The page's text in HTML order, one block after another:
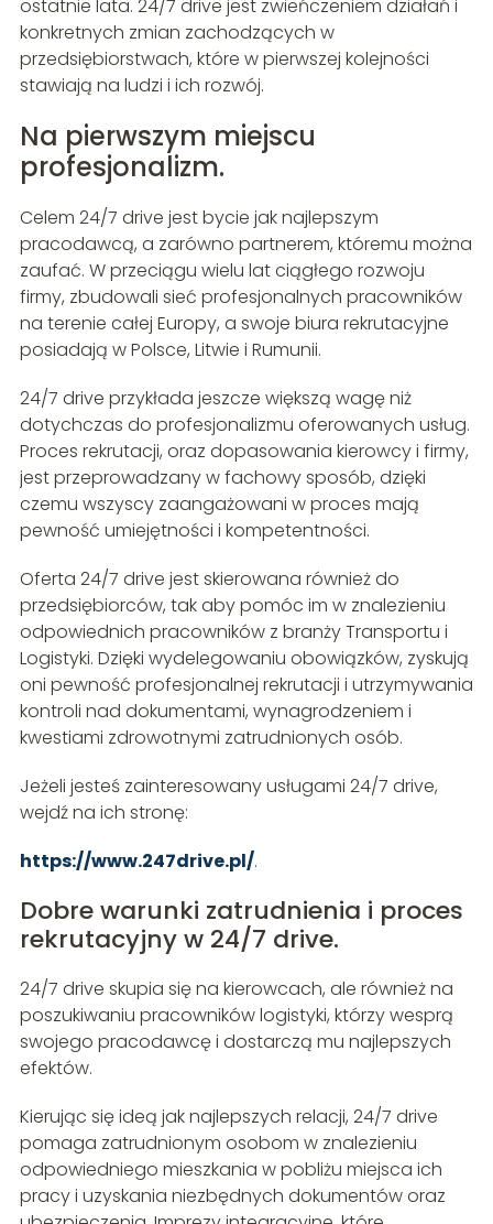
ostatnie lata. 24/7 drive jest zwieńczeniem działań i
konkretnych zmian zachodzących w
przedsiębiorstwach, które w pierwszej kolejności
stawiają na ludzi i ich rozwój.
Na pierwszym miejscu
profesjonalizm.
Celem 24/7 drive jest bycie jak najlepszym
pracodawcą, a zarówno partnerem, któremu można
zaufać. W przeciągu wielu lat ciągłego rozwoju
firmy, zbudowali sieć profesjonalnych pracowników
na terenie całej Europy, a swoje biura rekrutacyjne
posiadają w Polsce, Litwie i Rumunii.
24/7 drive przykłada jeszcze większą wagę niż
dotychczas do profesjonalizmu oferowanych usług.
Proces rekrutacji, oraz dopasowania kierowcy i firmy,
jest przeprowadzany w fachowy sposób, dzięki
czemu wszyscy zaangażowani w proces mają
pewność umiejętności i kompetentności.
Oferta 24/7 drive jest skierowana również do
przedsiębiorców, tak aby pomóc im w znalezieniu
odpowiednich pracowników z branży Transportu i
Logistyki. Dzięki wydelegowaniu obowiązków, zyskują
oni pewność profesjonalnej rekrutacji i utrzymywania
kontroli nad dokumentami, wynagrodzeniem i
kwestiami zdrowotnymi zatrudnionych osób.
Jeżeli jesteś zainteresowany usługami 24/7 drive,
wejdź na ich stronę:
https://www.247drive.pl/.
Dobre warunki zatrudnienia i proces
rekrutacyjny w 24/7 drive.
24/7 drive skupia się na kierowcach, ale również na
poszukiwaniu pracowników logistyki, którzy wesprą
swojego pracodawcę i dostarczą mu najlepszych
efektów.
Kierując się ideą jak najlepszych relacji, 24/7 drive
pomaga zatrudnionym osobom w znalezieniu
odpowiedniego mieszkania w pobliżu miejsca ich
pracy i uzyskania niezbędnych dokumentów oraz